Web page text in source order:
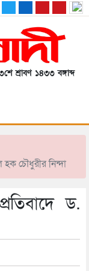
শ্রাবণ ১৪৩৩ বঙ্গাব্দ
হক চৌধুরীর নিন্দা
ড.